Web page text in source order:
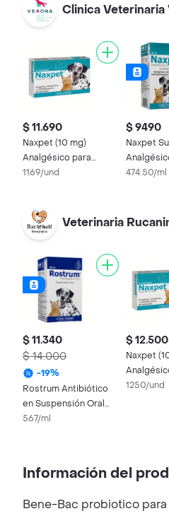
$ 11.690
Naxpet (10 mg)
Analgésico para
Perros y Gatos
1169/und
$ 9490
Naxpet
Perros y
474.50/ml
Veterinaria
$ 11.340
$ 14.000
-19%
Rostrum Antibiótico
en Suspensión Oral
para Mascotas
567/ml
$ 12.500
Naxpet
Perros y
1250/und
Información del
Bene-Bac probiotico